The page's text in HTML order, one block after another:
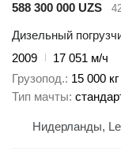
588 300 000 UZS
Дизельный
2009
17 051 м/ч
Грузопод. 15 000 кг
Тип мачты
Нидерланды,